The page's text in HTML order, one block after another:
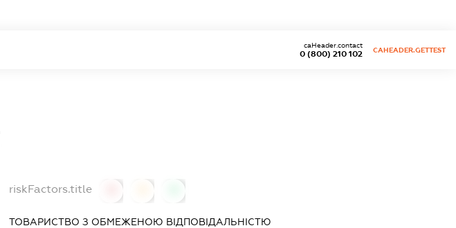
0 (800) 210 102
caHeader.contact
CAHEADER.GETTEST
riskFactors.title
ТОВАРИСТВО З ОБМЕЖЕНОЮ ВІДПОВІДАЛЬНІСТЮ